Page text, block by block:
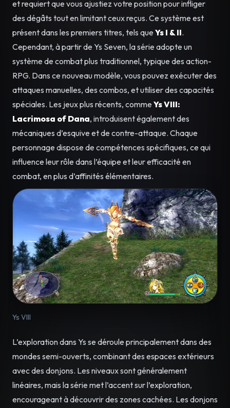
et requiert que vous ajustiez votre position pour infliger
des dégâts tout en limitant ceux reçus. Ce système est
présent dans les premiers titres, tels que Ys I & II.
Cependant, à partir de Ys Seven, la série adopte un
système de combat plus traditionnel, typique des action-
RPG. Dans ce nouveau modèle, vous pouvez exécuter des
attaques manuelles, des combos, et utiliser des capacités
spéciales. Les jeux plus récents, comme Ys VIII:
Lacrimosa of Dana, introduisent également des
mécaniques d’esquive et de contre-attaque. Chaque
personnage dispose de compétences spécifiques, ce qui
influence leur rôle dans l’équipe et leur efficacité en
combat, en plus d’affinités élémentaires.
Ys VIII
L’exploration dans Ys se déroule principalement dans des
mondes semi-ouverts, combinant des espaces extérieurs
avec des donjons. Les niveaux sont généralement
linéaires, mais la série met l’accent sur l’exploration,
encourageant à découvrir des zones cachées. Les donjons